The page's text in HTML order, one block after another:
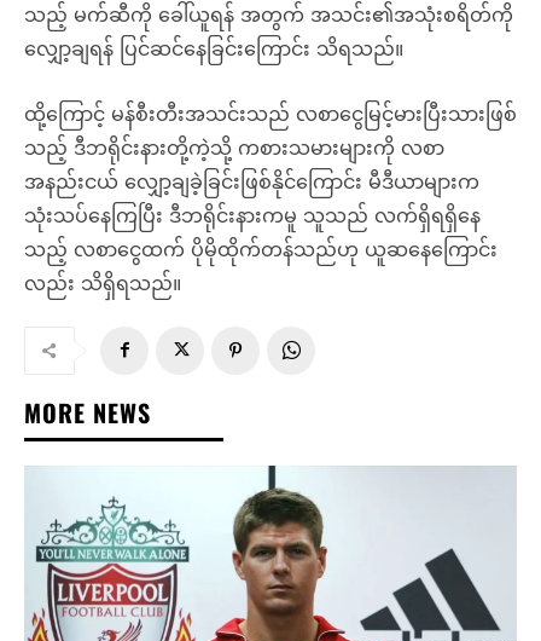
သည့် မက်ဆီကို ခေါ်ယူရန် အတွက် အသင်း၏အသုံးစရိတ်ကို
လျှော့ချရန် ပြင်ဆင်နေခြင်းကြောင်း သိရသည်။
ထို့ကြောင့် မန်စီးတီးအသင်းသည် လစာငွေမြင့်မားပြီးသားဖြစ်
သည့် ဒီဘရိုင်းနားတို့ကဲ့သို့ ကစားသမားများကို လစာ
အနည်းငယ် လျှော့ချခဲ့ခြင်းဖြစ်နိုင်ကြောင်း မီဒီယာများက
သုံးသပ်နေကြပြီး ဒီဘရိုင်းနားကမူ သူသည် လက်ရှိရရှိနေ
သည့် လစာငွေထက် ပိုမိုထိုက်တန်သည်ဟု ယူဆနေကြောင်း
လည်း သိရှိရသည်။
MORE NEWS